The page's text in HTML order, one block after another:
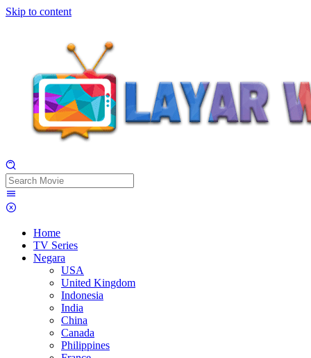
Skip to content
Home
TV Series
Negara
USA
United Kingdom
Indonesia
India
China
Canada
Philippines